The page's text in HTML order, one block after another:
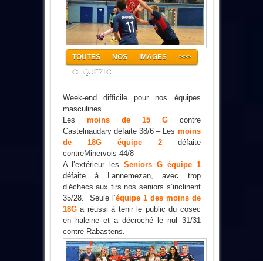
TOUTES NOS IMAGES >>>
CLIQUEZ ICI
Week-end difficile pour nos équipes
masculines
Les moins de 15 Gcontre
Castelnaudary défaite 38/6 – Les moins
de 18G équipe 2défaite
contreMinervois 44/8
A l’extérieur les Seniors G équipe 1
défaite à Lannemezan, avec trop
d’échecs aux tirs nos seniors s’inclinent
35/28. Seule l’équipe 1 des moins de
18Ga réussi à tenir le public du cosec
en haleine et a décroché le nul 31/31
contre Rabastens.